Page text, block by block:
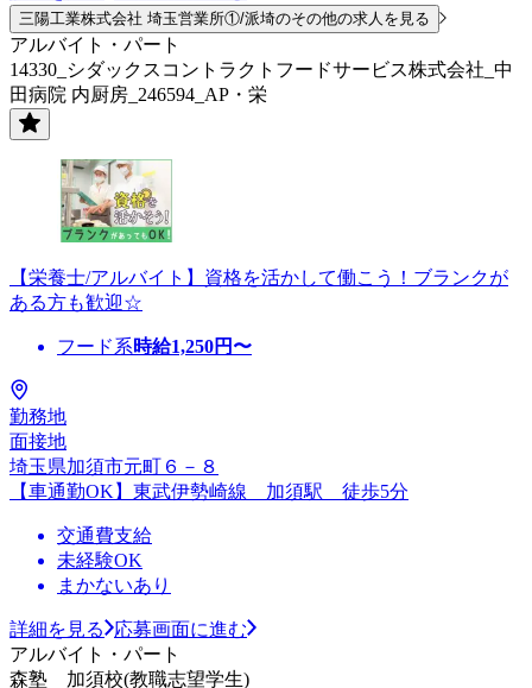
三陽工業株式会社 埼玉営業所①/派埼のその他の求人を見る
アルバイト・パート
14330_シダックスコントラクトフードサービス株式会社_中
田病院 内厨房_246594_AP・栄
【栄養士/アルバイト】資格を活かして働こう！ブランクが
ある方も歓迎☆
フード系時給1,250円〜
勤務地
面接地
埼玉県加須市元町６－８
【車通勤OK】東武伊勢崎線 加須駅 徒歩5分
交通費支給
未経験OK
まかないあり
詳細を見る
応募画面に進む
アルバイト・パート
森塾 加須校(教職志望学生)